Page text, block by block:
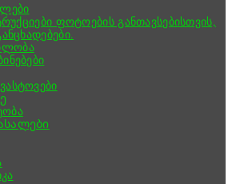
ფოტოების განთავსებისთვის,